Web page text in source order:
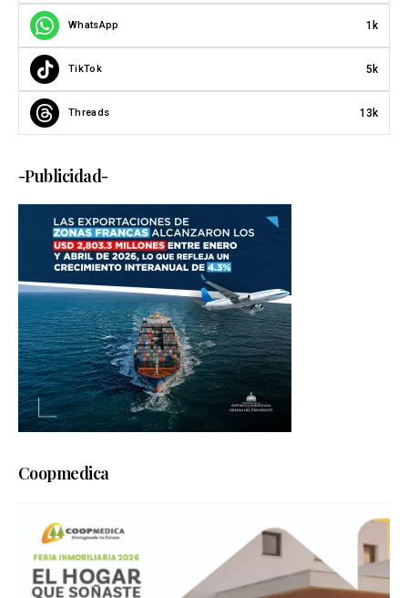
WhatsApp 1k
TikTok 5k
Threads 13k
-Publicidad-
Coopmedica